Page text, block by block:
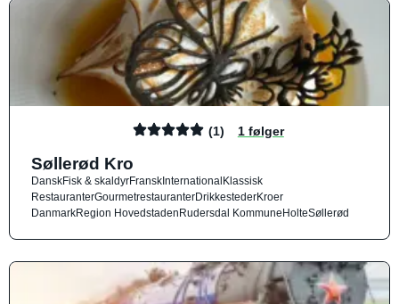
(1) 1 følger
Søllerød Kro
DanskFisk & skaldyrFranskInternationalKlassisk
RestauranterGourmetrestauranterDrikkestederKroer
DanmarkRegion HovedstadenRudersdal KommuneHolteSøllerød